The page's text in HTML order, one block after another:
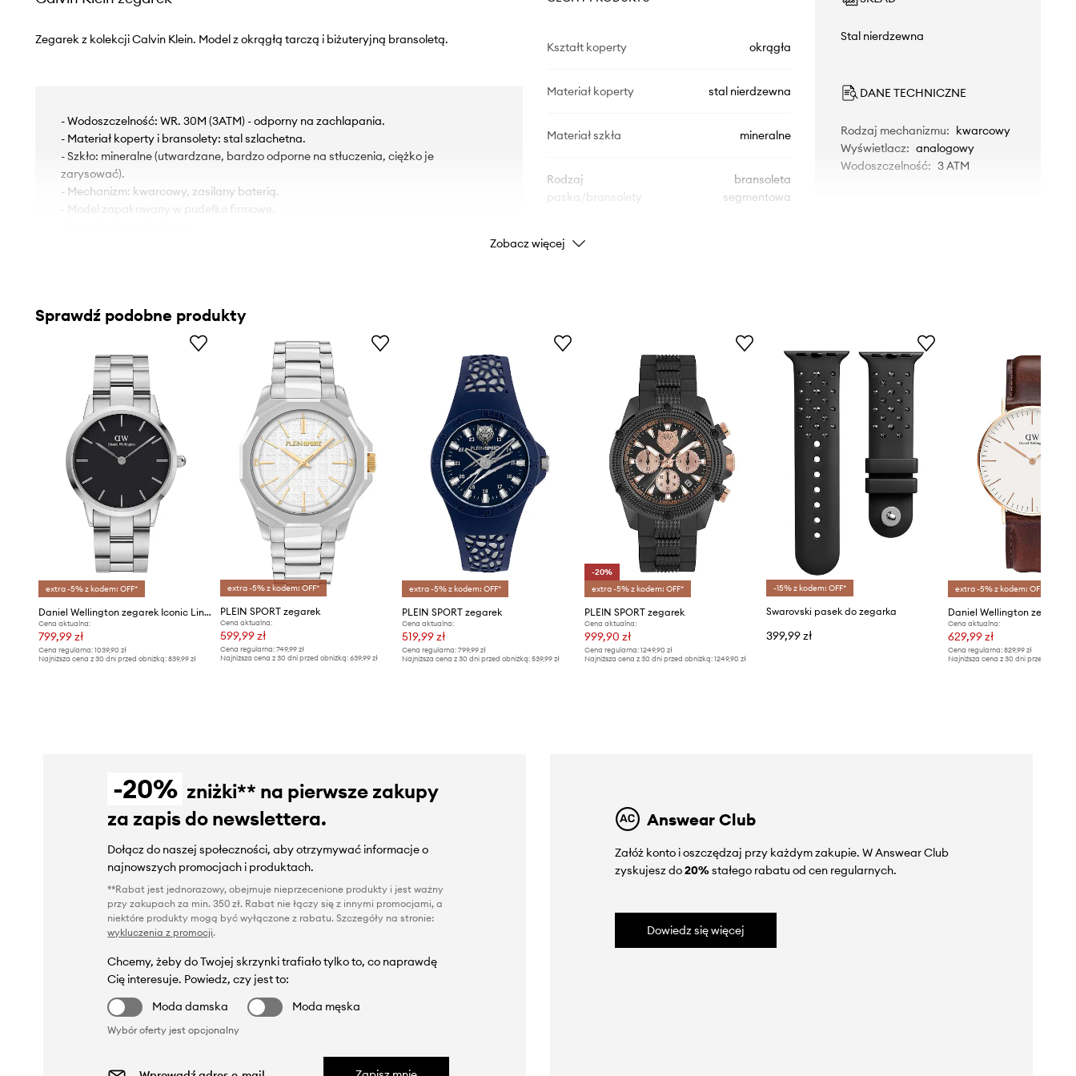
Zegarek z kolekcji Calvin Klein. Model z okrągłą tarczą i biżuteryjną bransoletą.
- Wodoszczelność: WR. 30M (3ATM) - odporny na zachlapania.
- Materiał koperty i bransolety: stal szlachetna.
- Szkło: mineralne (utwardzane, bardzo odporne na stłuczenia, ciężko je
zarysować).
- Mechanizm: kwarcowy, zasilany baterią.
- Model zapakowany w pudełko firmowe.
Kształt koperty okrągła
Materiał koperty stal nierdzewna
Materiał szkła mineralne
Rodzaj
paska/bransolety
bransoleta
segmentowa
Kolor srebrny
Stal nierdzewna
DANE TECHNICZNE
Rodzaj mechanizmu: kwarcowy
Wyświetlacz: analogowy
Wodoszczelność: 3 ATM
Zobacz więcej
Sprawdź podobne produkty
extra -5% z kodem: OFF*
Daniel Wellington zegarek Iconic Link 36
Cena aktualna:
799,99 zł
Cena regularna: 1039,90 zł
Najniższa cena z 30 dni przed obniżką: 839,99 zł
extra -5% z kodem: OFF*
PLEIN SPORT zegarek
Cena aktualna:
599,99 zł
Cena regularna:749,99 zł
Najniższa cena z 30 dni przed obniżką:639,99 zł
extra -5% z kodem: OFF*
PLEIN SPORT zegarek
Cena aktualna:
519,99 zł
Cena regularna: 799,99 zł
Najniższa cena z 30 dni przed obniżką: 539,99 zł
-20%
extra -5% z kodem: OFF*
PLEIN SPORT zegarek
Cena aktualna:
999,90 zł
Cena regularna: 1249,90 zł
Najniższa cena z 30 dni przed obniżką: 1249,90 zł
-15% z kodem: OFF*
Swarovski pasek do zegarka
399,99 zł
extra -5% z kodem: OFF*
Cena aktualna:
629,99 zł
Cena regularna: 829,99 zł
Najniższa cena z 30 dni przed obniżką:
-20% zniżki** na pierwsze zakupy
za zapis do newslettera.
Dołącz do naszej społeczności, aby otrzymywać informacje o
najnowszych promocjach i produktach.
**Rabat jest jednorazowy, obejmuje nieprzecenione produkty i jest ważny
przy zakupach za min. 350 zł. Rabat nie łączy się z innymi promocjami, a
niektóre produkty mogą być wyłączone z rabatu. Szczegóły na stronie:
wykluczenia z promocji.
Chcemy, żeby do Twojej skrzynki trafiało tylko to, co naprawdę
Cię interesuje. Powiedz, czy jest to:
Moda damska
Moda męska
Wybór oferty jest opcjonalny
Answear Club
Załóż konto i oszczędzaj przy każdym zakupie. W Answear Club
zyskujesz do20%stałego rabatu od cen regularnych.
Dowiedz się więcej